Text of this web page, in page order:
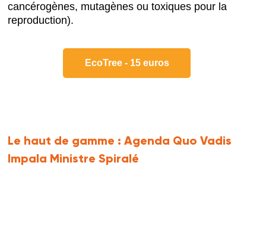
cancérogènes, mutagènes ou toxiques pour la
reproduction).
EcoTree - 15 euros
Le haut de gamme :Agenda Quo Vadis
Impala Ministre Spiralé